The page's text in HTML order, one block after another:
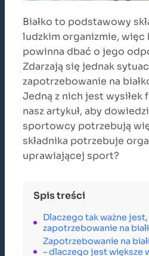
Białko to podstawowy
ludzkim organizmie, więc
powinna dbać o jego
Zdarzają się jednak
zapotrzebowanie na
Jedną z nich jest wysiłek
nasz artykuł, aby
sportowcy potrzebują
składnika potrzebuje
uprawiającej sport?
Spis treści
Dlaczego tak ważne
zapotrzebowanie na
Zapotrzebowanie na
– dlaczego jest większe